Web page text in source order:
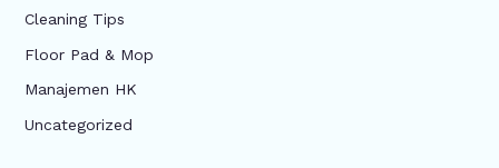
Cleaning Tips
Floor Pad & Mop
Manajemen HK
Uncategorized